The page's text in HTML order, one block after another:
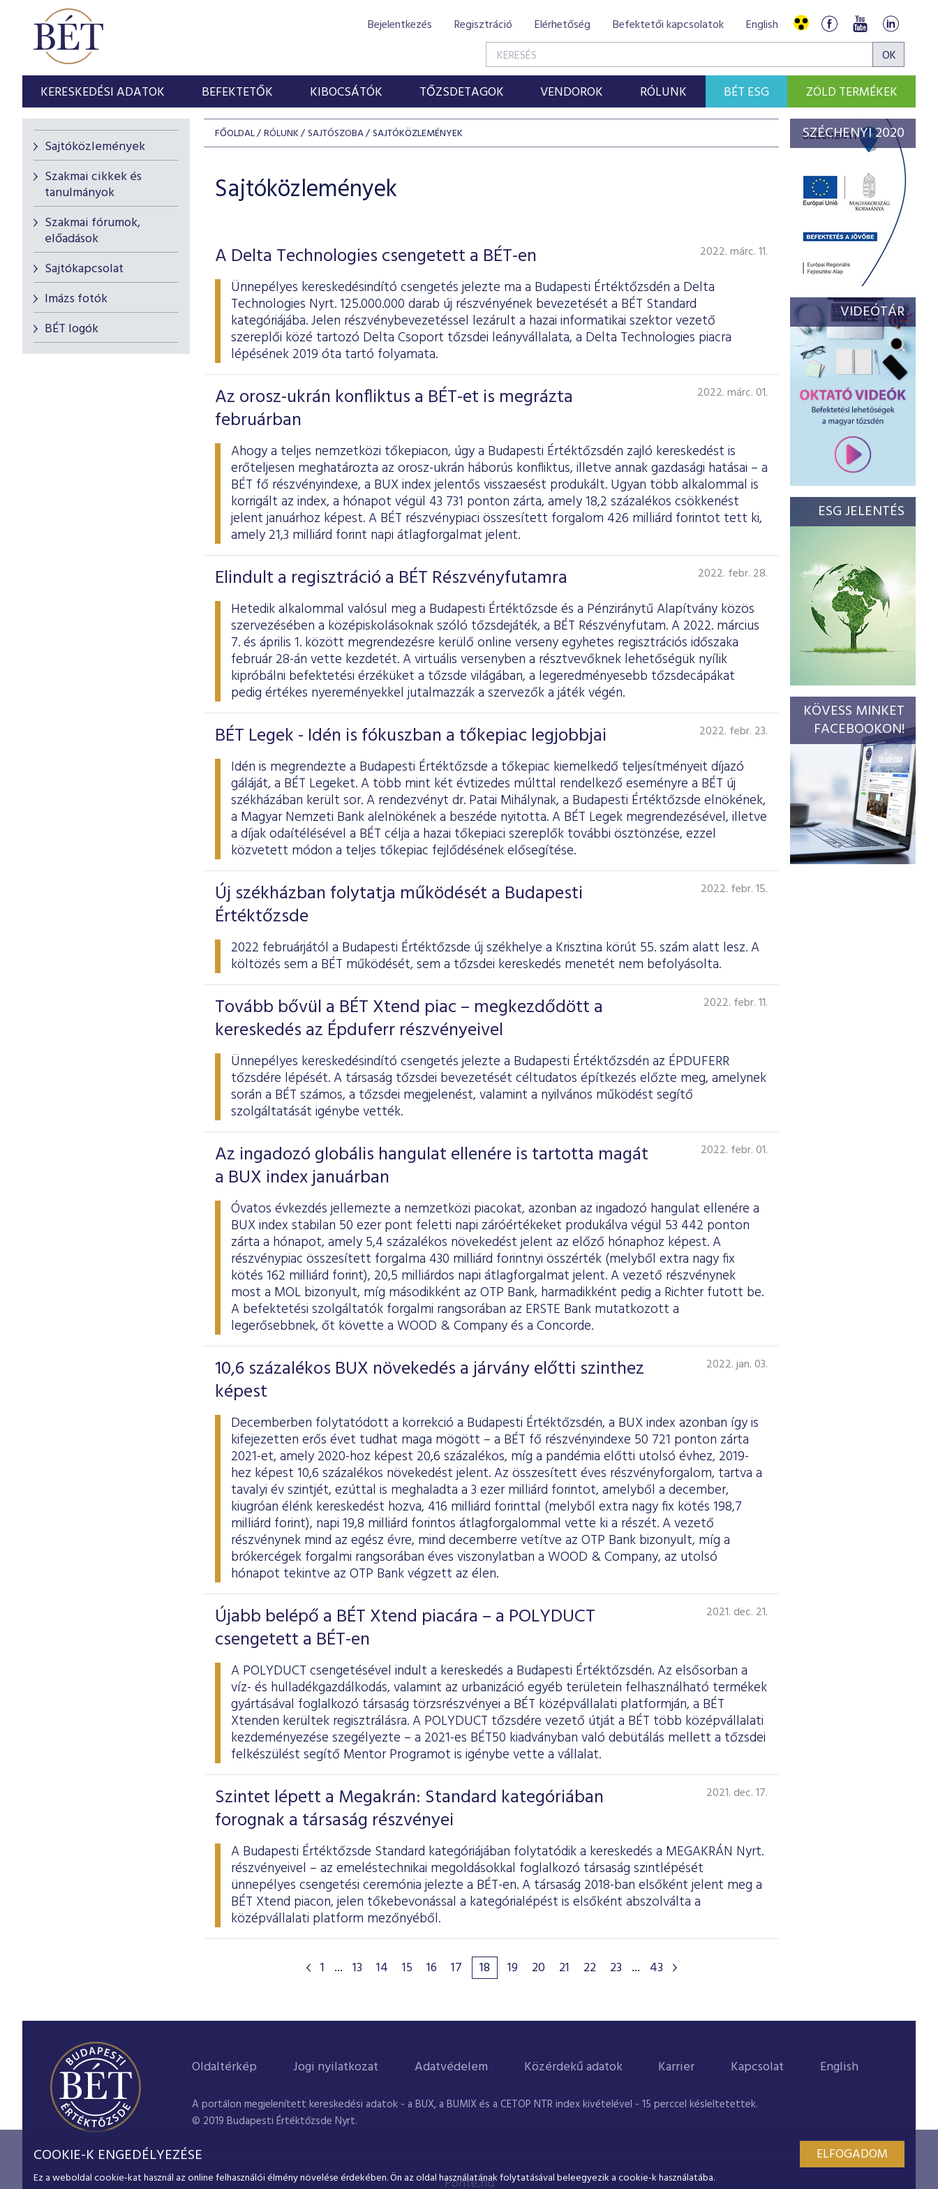
Bejelentkezés Regisztráció Elérhetőség Befektetői kapcsolatok English
KERESKEDÉSI ADATOK BEFEKTETŐK KIBOCSÁTÓK TŐZSDETAGOK VENDOROK RÓLUNK BÉT ESG ZÖLD TERMÉKEK
Sajtóközlemények
Szakmai cikkek és
tanulmányok
Szakmai fórumok,
előadások
Sajtókapcsolat
Imázs fotók
BÉT logók
FŐOLDAL RÓLUNK SAJTÓSZOBA SAJTÓKÖZLEMÉNYEK
Sajtóközlemények
A Delta Technologies csengetett a BÉT-en 2022. márc. 11.
Ünnepélyes kereskedésindító csengetés jelezte ma a Budapesti Értéktőzsdén a Delta
Technologies Nyrt. 125.000.000 darab új részvényének bevezetését a BÉT Standard
kategóriájába. Jelen részvénybevezetéssel lezárult a hazai informatikai szektor vezető
szereplői közé tartozó Delta Csoport tőzsdei leányvállalata, a Delta Technologies piacra
lépésének 2019 óta tartó folyamata.
Az orosz-ukrán konfliktus a BÉT-et is megrázta
februárban
2022. márc. 01.
Ahogy a teljes nemzetközi tőkepiacon, úgy a Budapesti Értéktőzsdén zajló kereskedést is
erőteljesen meghatározta az orosz-ukrán háborús konfliktus, illetve annak gazdasági hatásai – a
BÉT fő részvényindexe, a BUX index jelentős visszaesést produkált. Ugyan több alkalommal is
korrigált az index, a hónapot végül 43 731 ponton zárta, amely 18,2 százalékos csökkenést
jelent januárhoz képest. A BÉT részvénypiaci összesített forgalom 426 milliárd forintot tett ki,
amely 21,3 milliárd forint napi átlagforgalmat jelent.
Elindult a regisztráció a BÉT Részvényfutamra 2022. febr. 28.
Hetedik alkalommal valósul meg a Budapesti Értéktőzsde és a Pénziránytű Alapítvány közös
szervezésében a középiskolásoknak szóló tőzsdejáték, a BÉT Részvényfutam. A 2022. március
7. és április 1. között megrendezésre kerülő online verseny egyhetes regisztrációs időszaka
február 28-án vette kezdetét. A virtuális versenyben a résztvevőknek lehetőségük nyílik
kipróbálni befektetési érzéküket a tőzsde világában, a legeredményesebb tőzsdecápákat
pedig értékes nyereményekkel jutalmazzák a szervezők a játék végén.
BÉT Legek - Idén is fókuszban a tőkepiac legjobbjai 2022. febr. 23.
Idén is megrendezte a Budapesti Értéktőzsde a tőkepiac kiemelkedő teljesítményeit díjazó
gáláját, a BÉT Legeket. A több mint két évtizedes múlttal rendelkező eseményre a BÉT új
székházában került sor. A rendezvényt dr. Patai Mihálynak, a Budapesti Értéktőzsde elnökének,
a Magyar Nemzeti Bank alelnökének a beszéde nyitotta. A BÉT Legek megrendezésével, illetve
a díjak odaítélésével a BÉT célja a hazai tőkepiaci szereplők további ösztönzése, ezzel
közvetett módon a teljes tőkepiac fejlődésének elősegítése.
Új székházban folytatja működését a Budapesti
Értéktőzsde
2022. febr. 15.
2022 februárjától a Budapesti Értéktőzsde új székhelye a Krisztina körút 55. szám alatt lesz. A
költözés sem a BÉT működését, sem a tőzsdei kereskedés menetét nem befolyásolta.
Tovább bővül a BÉT Xtend piac – megkezdődött a
kereskedés az Épduferr részvényeivel
2022. febr. 11.
Ünnepélyes kereskedésindító csengetés jelezte a Budapesti Értéktőzsdén az ÉPDUFERR
tőzsdére lépését. A társaság tőzsdei bevezetését céltudatos építkezés előzte meg, amelynek
során a BÉT számos, a tőzsdei megjelenést, valamint a nyilvános működést segítő
szolgáltatását igénybe vették.
Az ingadozó globális hangulat ellenére is tartotta magát
a BUX index januárban
2022. febr. 01.
Óvatos évkezdés jellemezte a nemzetközi piacokat, azonban az ingadozó hangulat ellenére a
BUX index stabilan 50 ezer pont feletti napi záróértékeket produkálva végül 53 442 ponton
zárta a hónapot, amely 5,4 százalékos növekedést jelent az előző hónaphoz képest. A
részvénypiac összesített forgalma 430 milliárd forintnyi összérték (melyből extra nagy fix
kötés 162 milliárd forint), 20,5 milliárdos napi átlagforgalmat jelent. A vezető részvénynek
most a MOL bizonyult, míg másodikként az OTP Bank, harmadikként pedig a Richter futott be.
A befektetési szolgáltatók forgalmi rangsorában az ERSTE Bank mutatkozott a
legerősebbnek, őt követte a WOOD & Company és a Concorde.
10,6 százalékos BUX növekedés a járvány előtti szinthez
képest
2022. jan. 03.
Decemberben folytatódott a korrekció a Budapesti Értéktőzsdén, a BUX index azonban így is
kifejezetten erős évet tudhat maga mögött – a BÉT fő részvényindexe 50 721 ponton zárta
2021-et, amely 2020-hoz képest 20,6 százalékos, míg a pandémia előtti utolsó évhez, 2019-
hez képest 10,6 százalékos növekedést jelent. Az összesített éves részvényforgalom, tartva a
tavalyi év szintjét, ezúttal is meghaladta a 3 ezer milliárd forintot, amelyből a december,
kiugróan élénk kereskedést hozva, 416 milliárd forinttal (melyből extra nagy fix kötés 198,7
milliárd forint), napi 19,8 milliárd forintos átlagforgalommal vette ki a részét. A vezető
részvénynek mind az egész évre, mind decemberre vetítve az OTP Bank bizonyult, míg a
brókercégek forgalmi rangsorában éves viszonylatban a WOOD & Company, az utolsó
hónapot tekintve az OTP Bank végzett az élen.
Újabb belépő a BÉT Xtend piacára – a POLYDUCT
csengetett a BÉT-en
2021. dec. 21.
A POLYDUCT csengetésével indult a kereskedés a Budapesti Értéktőzsdén. Az elsősorban a
víz- és hulladékgazdálkodás, valamint az urbanizáció egyéb területein felhasználható termékek
gyártásával foglalkozó társaság törzsrészvényei a BÉT középvállalati platformján, a BÉT
Xtenden kerültek regisztrálásra. A POLYDUCT tőzsdére vezető útját a BÉT több középvállalati
kezdeményezése szegélyezte – a 2021-es BÉT50 kiadványban való debütálás mellett a tőzsdei
felkészülést segítő Mentor Programot is igénybe vette a vállalat.
Szintet lépett a Megakrán: Standard kategóriában
forognak a társaság részvényei
2021. dec. 17.
A Budapesti Értéktőzsde Standard kategóriájában folytatódik a kereskedés a MEGAKRÁN Nyrt.
részvényeivel – az emeléstechnikai megoldásokkal foglalkozó társaság szintlépését
ünnepélyes csengetési ceremónia jelezte a BÉT-en. A társaság 2018-ban elsőként jelent meg a
BÉT Xtend piacon, jelen tőkebevonással a kategórialépést is elsőként abszolválta a
középvállalati platform mezőnyéből.
1 ... 13 14 15 16 17 18 19 20 21 22 23 ... 43
SZÉCHENYI 2020
VIDEÓTÁR
ESG JELENTÉS
KÖVESS MINKET
FACEBOOKON!
Oldaltérkép Jogi nyilatkozat Adatvédelem Közérdekű adatok Karrier Kapcsolat English
A portálon megjelenített kereskedési adatok - a BUX, a BUMIX és a CETOP NTR index kivételével - 15 perccel késleltetettek.
© 2019 Budapesti Értéktőzsde Nyrt.
Ponte.hu
COOKIE-K ENGEDÉLYEZÉSE
Ez a weboldal cookie-kat használ az online felhasználói élmény növelése érdekében. Ön az oldal használatának folytatásával beleegyezik a cookie-k használatába.
ELFOGADOM